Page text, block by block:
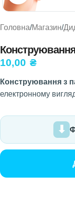
Головна/Магазин/
Конструювання
10,00 ₴
Конструювання з
електронному